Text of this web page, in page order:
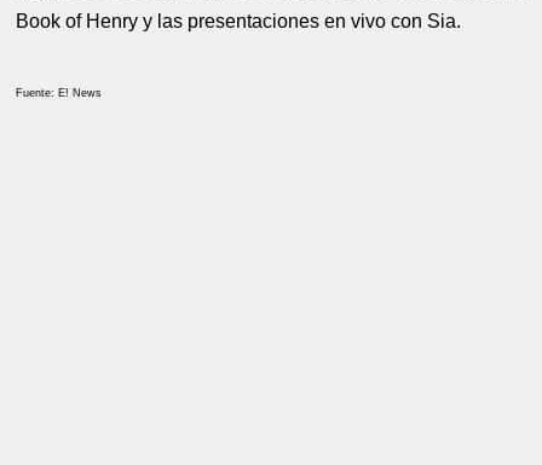
Book of Henry y las presentaciones en vivo con Sia.
Fuente: E! News